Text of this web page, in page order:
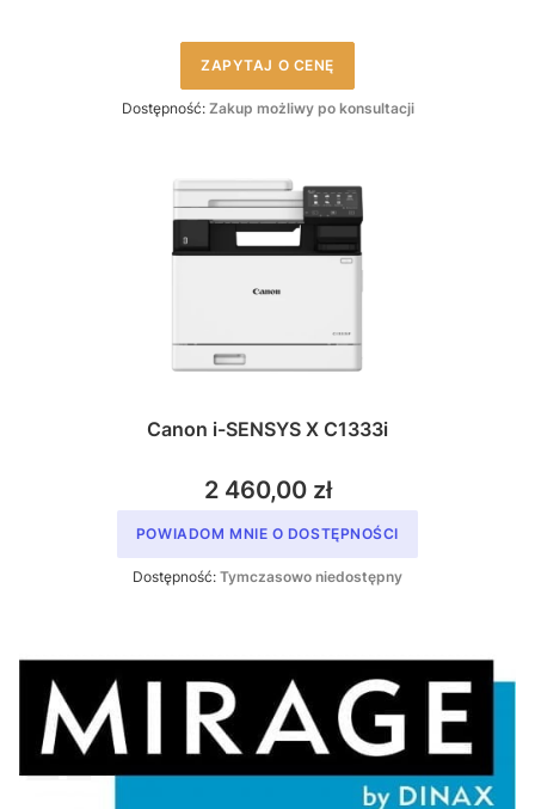
ZAPYTAJ O CENĘ
Dostępność: Zakup możliwy po konsultacji
Canon i-SENSYS X C1333i
2 460,00 zł
POWIADOM MNIE O DOSTĘPNOŚCI
Dostępność: Tymczasowo niedostępny